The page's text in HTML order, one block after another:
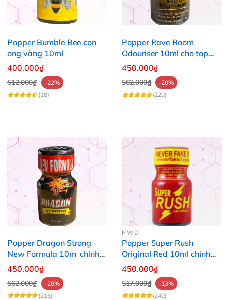
Popper Bumble Bee con
ong vàng 10ml
400.000₫
512.000₫
-22%
(18)
Popper Rave Room
Odouriser 10ml cho top
bot
450.000₫
562.000₫
-20%
(220)
Popper Dragon Strong
New Formula 10ml chính
hãng Mỹ dành cho Top Bot
450.000₫
562.000₫
-20%
(216)
PWD
Popper Super Rush
Original Red 10ml chính
hãng Mỹ USA PWD
450.000₫
517.000₫
-13%
(240)